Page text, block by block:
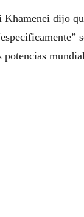
Khamenei dijo
potencias